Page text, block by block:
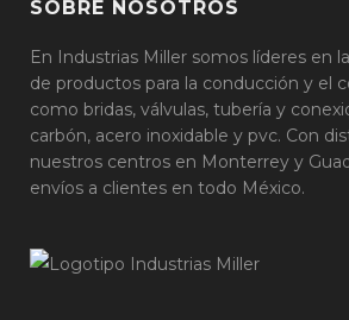
SOBRE NOSOTROS
En Industrias Miller somos líderes en
de productos para la conducción y el
como bridas, válvulas, tubería y
carbón, acero inoxidable y pvc. Con
nuestros centros en Monterrey y
envíos a clientes en todo México.